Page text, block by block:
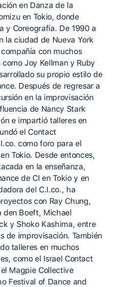
en Danza de la
en Tokio, donde
y Coreografía. De 1990 a
la ciudad de Nueva York
con muchos
Joy Kellman y Ruby
su propio estilo de
Después de regresar a
en la improvisación
de Nancy Stark
e impartió talleres en
el Contact
como foro para el
Tokio. Desde entonces,
en la enseñanza,
de CI en Tokio y en
del C.I.co., ha
con Ray Chung,
den Boeft, Michael
y Shoko Kashima, entre
de improvisación. También
talleres en muchos
como el Israel Contact
Magpie Collective
Festival of Dance and